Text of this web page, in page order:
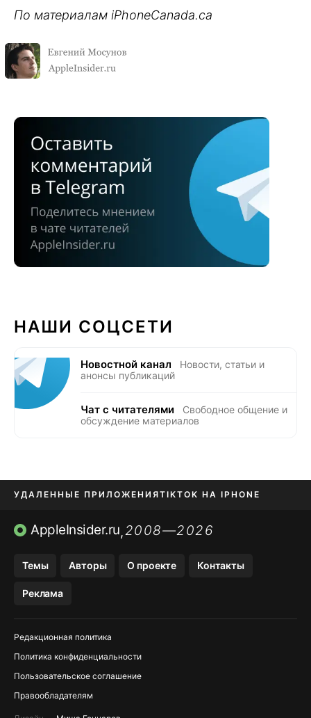
По материалам iPhoneCanada.ca
НАШИ СОЦСЕТИ
Новостной канал
Новости, статьи и
анонсы публикаций
Чат с читателями
Свободное общение и
обсуждение материалов
УДАЛЕННЫЕ ПРИЛОЖЕНИЯTIKTOK НА IPHONE
ПРИЛОЖЕНИЯ БЕЗ APP STORE
AppleInsider.ru,2008—2026
Темы Авторы О проекте Контакты
Реклама
Редакционная политика
Политика конфиденциальности
Пользовательское соглашение
Правообладателям